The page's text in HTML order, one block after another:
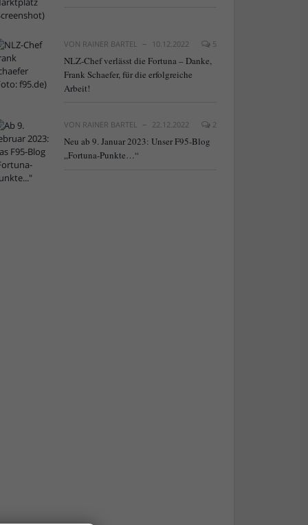
VON RAINER BARTEL 10.12.2022 5
NLZ-Chef verlässt die Fortuna – Danke,
Frank Schaefer, für die erfolgreiche
Arbeit!
VON RAINER BARTEL 22.12.2022 2
Neu ab 9. Januar 2023: Unser F95-Blog
„Fortuna-Punkte…“